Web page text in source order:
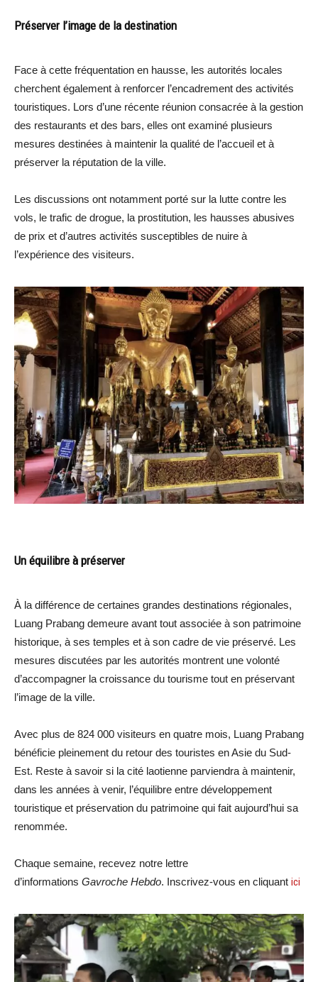
Préserver l’image de la destination
Face à cette fréquentation en hausse, les autorités locales
cherchent également à renforcer l’encadrement des activités
touristiques. Lors d’une récente réunion consacrée à la gestion
des restaurants et des bars, elles ont examiné plusieurs
mesures destinées à maintenir la qualité de l’accueil et à
préserver la réputation de la ville.
Les discussions ont notamment porté sur la lutte contre les
vols, le trafic de drogue, la prostitution, les hausses abusives
de prix et d’autres activités susceptibles de nuire à
l’expérience des visiteurs.
Un équilibre à préserver
À la différence de certaines grandes destinations régionales,
Luang Prabang demeure avant tout associée à son patrimoine
historique, à ses temples et à son cadre de vie préservé. Les
mesures discutées par les autorités montrent une volonté
d’accompagner la croissance du tourisme tout en préservant
l’image de la ville.
Avec plus de 824 000 visiteurs en quatre mois, Luang Prabang
bénéficie pleinement du retour des touristes en Asie du Sud-
Est. Reste à savoir si la cité laotienne parviendra à maintenir,
dans les années à venir, l’équilibre entre développement
touristique et préservation du patrimoine qui fait aujourd’hui sa
renommée.
Chaque semaine, recevez notre lettre
d’informations Gavroche Hebdo. Inscrivez-vous en cliquant ici